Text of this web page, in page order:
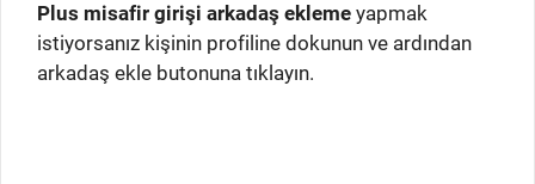
Plus misafir girişi arkadaş ekleme yapmak
istiyorsanız kişinin profiline dokunun ve ardından
arkadaş ekle butonuna tıklayın.